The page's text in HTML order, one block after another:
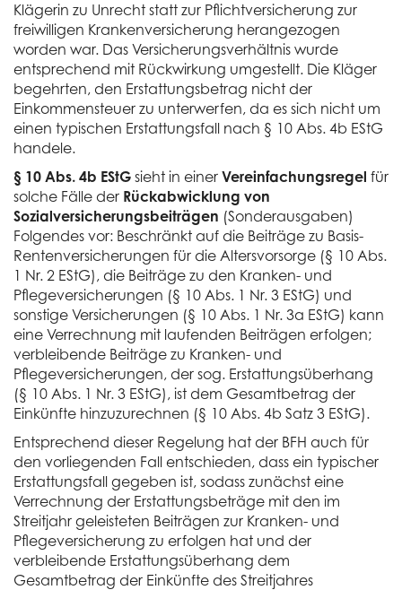
Klägerin zu Unrecht statt zur Pflichtversicherung zur
freiwilligen Krankenversicherung herangezogen
worden war. Das Versicherungsverhältnis wurde
entsprechend mit Rückwirkung umgestellt. Die Kläger
begehrten, den Erstattungsbetrag nicht der
Einkommensteuer zu unterwerfen, da es sich nicht um
einen typischen Erstattungsfall nach § 10 Abs. 4b EStG
handele.
§ 10 Abs. 4b EStG sieht in einer Vereinfachungsregel für
solche Fälle der Rückabwicklung von
Sozialversicherungsbeiträgen (Sonderausgaben)
Folgendes vor: Beschränkt auf die Beiträge zu Basis-
Rentenversicherungen für die Altersvorsorge (§ 10 Abs.
1 Nr. 2 EStG), die Beiträge zu den Kranken- und
Pflegeversicherungen (§ 10 Abs. 1 Nr. 3 EStG) und
sonstige Versicherungen (§ 10 Abs. 1 Nr. 3a EStG) kann
eine Verrechnung mit laufenden Beiträgen erfolgen;
verbleibende Beiträge zu Kranken- und
Pflegeversicherungen, der sog. Erstattungsüberhang
(§ 10 Abs. 1 Nr. 3 EStG), ist dem Gesamtbetrag der
Einkünfte hinzuzurechnen (§ 10 Abs. 4b Satz 3 EStG).
Entsprechend dieser Regelung hat der BFH auch für
den vorliegenden Fall entschieden, dass ein typischer
Erstattungsfall gegeben ist, sodass zunächst eine
Verrechnung der Erstattungsbeträge mit den im
Streitjahr geleisteten Beiträgen zur Kranken- und
Pflegeversicherung zu erfolgen hat und der
verbleibende Erstattungsüberhang dem
Gesamtbetrag der Einkünfte des Streitjahres